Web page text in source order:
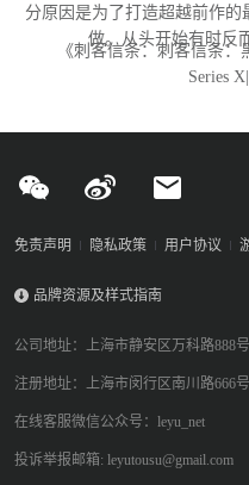
分原因是为了打造超越前作
做。从头开始有时反
《刺客信条：刺客信条
Series
免责声明 隐私政策 用户协议
品牌资源及样式指南
公司地址：上海市静安区万科路888
注册地址：上海市闵行区南川路666
在线客服微信公众号：leyu_net
投诉举报邮箱: leyutousu@gmail.com